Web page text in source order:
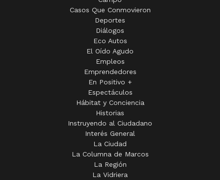
Casos Que Conmovieron
Deportes
Diálogos
Eco Autos
El Oído Agudo
Empleos
Emprendedores
En Positivo +
Espectáculos
Hábitat y Conciencia
Historias
Instruyendo al Ciudadano
Interés General
La Ciudad
La Columna de Marcos
La Región
La Vidriera